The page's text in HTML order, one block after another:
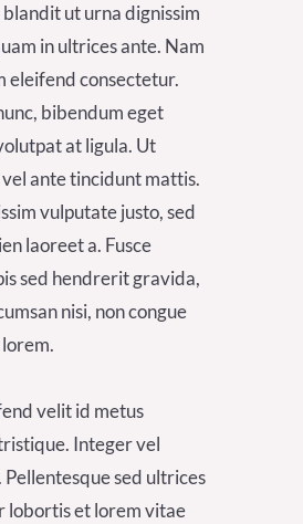
ut urna dignissim
in ultrices ante. Nam
eleifend consectetur.
bibendum eget
at ligula. Ut
ante tincidunt mattis.
vulputate justo, sed
laoreet a. Fusce
sed hendrerit gravida,
nisi, non congue
velit id metus
Integer vel
Pellentesque sed ultrices
lobortis et lorem vitae